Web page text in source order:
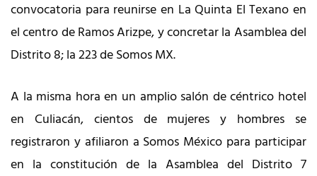
convocatoria para reunirse en La Quinta El Texano en
el centro de Ramos Arizpe, y concretar la Asamblea del
Distrito 8; la 223 de Somos MX.
A la misma hora en un amplio salón de céntrico hotel
en Culiacán, cientos de mujeres y hombres se
registraron y afiliaron a Somos México para participar
en la constitución de la Asamblea del Distrito 7